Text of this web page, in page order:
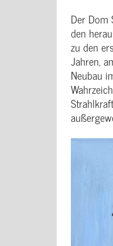
Der Dom
den
zu den
Jahren,
Neubau